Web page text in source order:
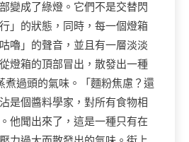
變成了綠燈。它們不是交替閃
」的狀態，同時，每一個燈箱
嚕」的聲音，並且有一層淡淡
燈箱的頂部冒出，散發出一種
過頭的氣味。「麵粉焦慮？還
是個醬料學家，對所有食物相
他聞出來了，這是一種只有在